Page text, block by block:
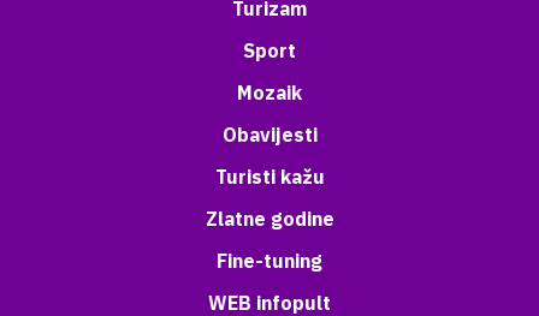
Turizam
Sport
Mozaik
Obavijesti
Turisti kažu
Zlatne godine
Fine-tuning
WEB infopult